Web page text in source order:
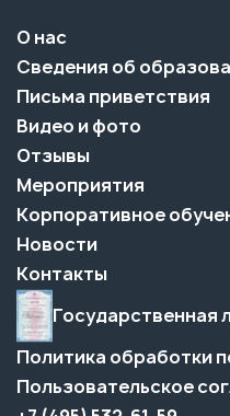
О нас
Сведения об
Письма приветствия
Видео и фото
Отзывы
Мероприятия
Корпоративное
Новости
Контакты
Государственная
Политика обработки
Пользовательское